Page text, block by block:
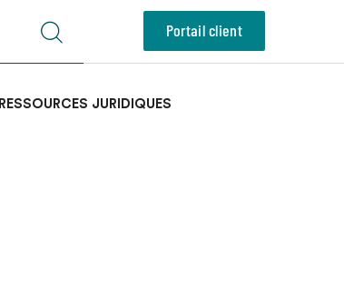
Portail client
RESSOURCES JURIDIQUES